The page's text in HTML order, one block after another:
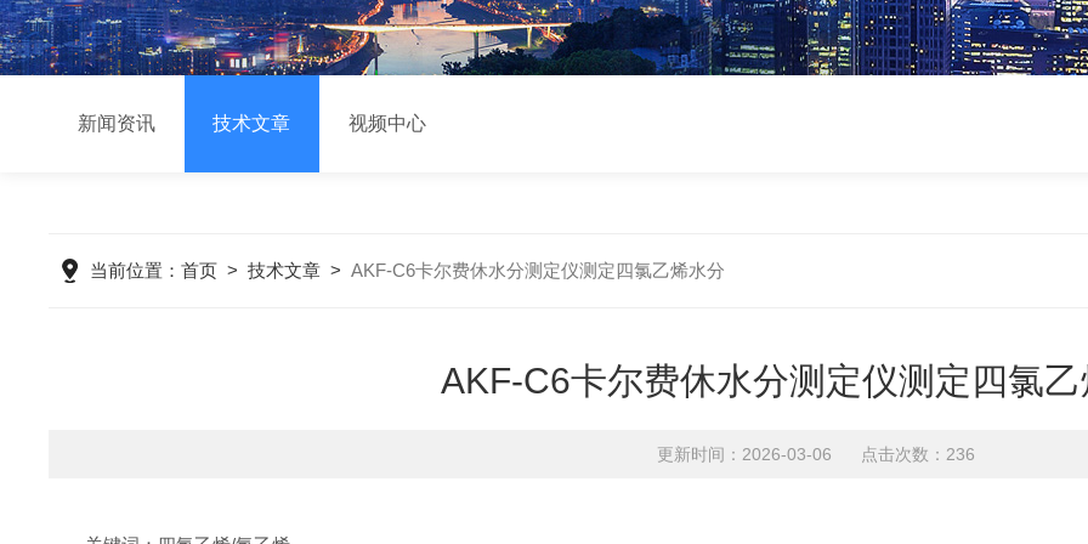
新闻资讯 技术文章 视频中心
当前位置：首页 >技术文章 >AKF-C6卡尔费休水分测定仪测定四氯乙烯水分
AKF-C6卡尔费休水分测定仪测定四氯
更新时间：2026-03-06 点击次数：236